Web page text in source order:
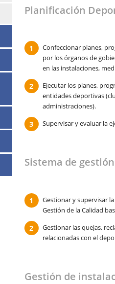
Planificación
Confeccionar planes,
por los órganos de
en las instalaciones,
Ejecutar los planes,
entidades deportivas
administraciones).
Supervisar y evaluar la
Sistema de
Gestionar y supervisar
Gestión de la Calidad
Gestionar las quejas,
relacionadas con el
Gestión de